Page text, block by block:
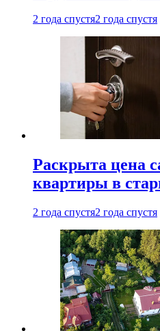
2 года спустя2 года спустя
Раскрыта цена
квартиры в
2 года спустя2 года спустя